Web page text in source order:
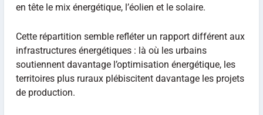
en tête le mix énergétique, l’éolien et le solaire.
Cette répartition semble refléter un rapport différent aux
infrastructures énergétiques : là où les urbains
soutiennent davantage l’optimisation énergétique, les
territoires plus ruraux plébiscitent davantage les projets
de production.